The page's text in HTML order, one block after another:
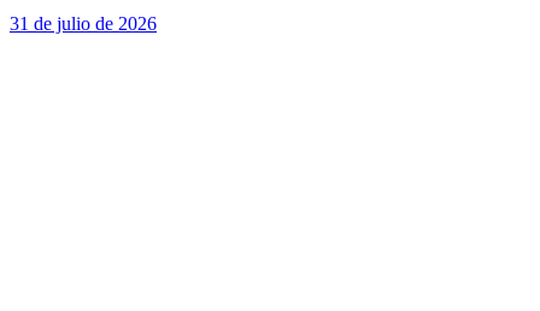
31 de julio de 2026